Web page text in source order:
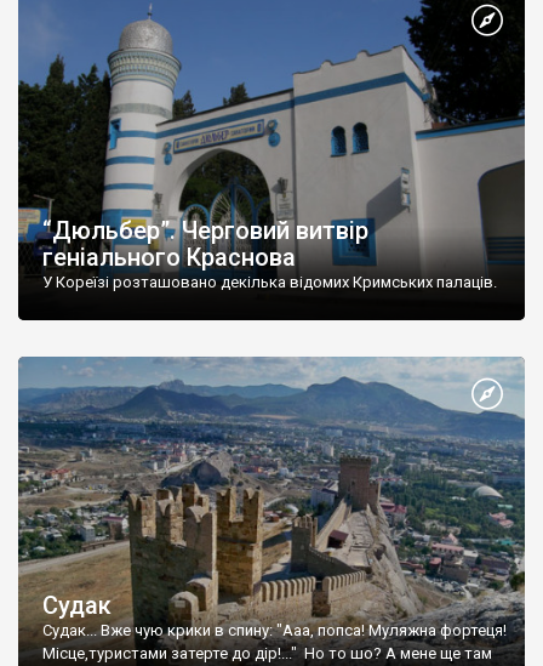
“Дюльбер”. Черговий витвір
геніального Краснова
У Кореїзі розташовано декілька відомих Кримських палаців.
Судак
Судак... Вже чую крики в спину: "Ааа, попса! Муляжна фортеця!
Місце,туристами затерте до дір!..." Но то шо? А мене ще там